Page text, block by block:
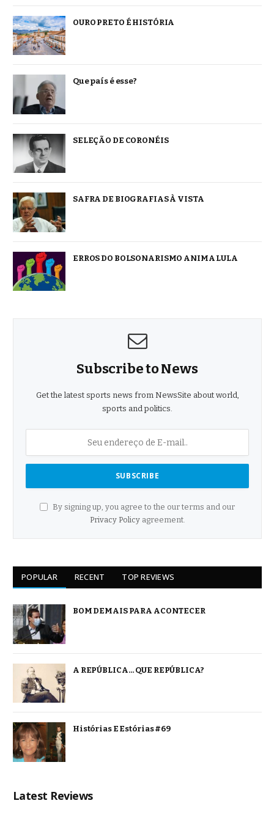
OURO PRETO É HISTÓRIA
Que país é esse?
SELEÇÃO DE CORONÉIS
SAFRA DE BIOGRAFIAS À VISTA
ERROS DO BOLSONARISMO ANIMA LULA
Subscribe to News
Get the latest sports news from NewsSite about world,
sports and politics.
By signing up, you agree to the our terms and our
Privacy Policyagreement.
POPULAR RECENT TOP REVIEWS
BOM DEMAIS PARA ACONTECER
A REPÚBLICA… QUE REPÚBLICA?
Histórias E Estórias #69
Latest Reviews